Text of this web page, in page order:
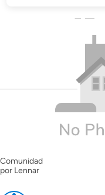
Comunidad
por Lennar